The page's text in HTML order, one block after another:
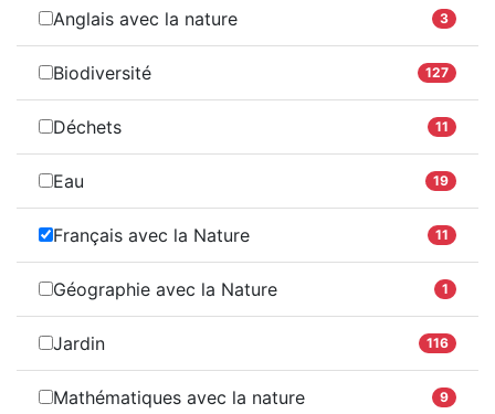
Anglais avec la nature 3
Biodiversité 127
Déchets 11
Eau 19
Français avec la Nature 11
Géographie avec la Nature 1
Jardin 116
Mathématiques avec la nature 9